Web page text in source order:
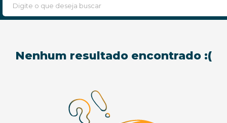
Nenhum resultado encontrado :(